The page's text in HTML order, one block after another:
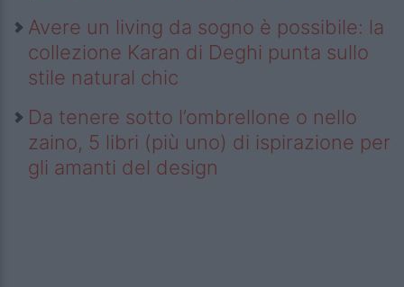
Avere un living da sogno è possibile: la
collezione Karan di Deghi punta sullo
stile natural chic
Da tenere sotto l’ombrellone o nello
zaino, 5 libri (più uno) di ispirazione per
gli amanti del design